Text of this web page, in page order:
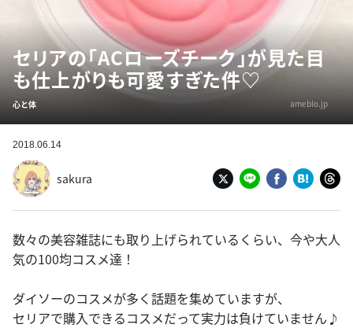
セリアの「ACローズチーク」が見た目
も仕上がりも可愛すぎた件♡
心と体 ameblo.jp
2018.06.14
sakura
数々の美容雑誌にも取り上げられているくらい、今や大人
気の100均コスメ達！
ダイソーのコスメが多く話題を集めていますが、
セリアで購入できるコスメだって実力は負けていません♪